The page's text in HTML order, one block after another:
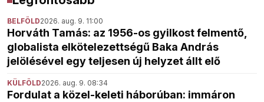
BELFÖLD2026. aug. 9. 11:00
Horváth Tamás: az 1956-os gyilkost felmentő,
globalista elkötelezettségű Baka András
jelölésével egy teljesen új helyzet állt elő
KÜLFÖLD2026. aug. 9. 08:34
Fordulat a közel-keleti háborúban: immáron